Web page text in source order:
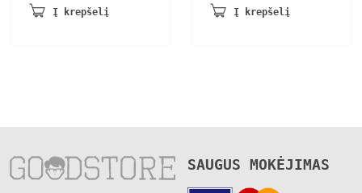
buvo:
60,40 €.
Į krepšelį
39,99 €.Į krepšelį
SAUGUS MOKĖJIMAS